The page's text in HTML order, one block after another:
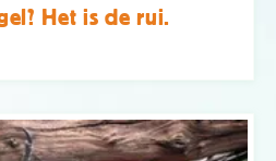
Het is de rui.